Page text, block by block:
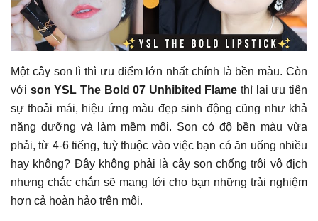
Một cây son lì thì ưu điểm lớn nhất chính là bền màu. Còn
với son YSL The Bold 07 Unhibited Flame thì lại ưu tiên
sự thoải mái, hiệu ứng màu đẹp sinh động cũng như khả
năng dưỡng và làm mềm môi. Son có độ bền màu vừa
phải, từ 4-6 tiếng, tuỳ thuộc vào việc bạn có ăn uống nhiều
hay không? Đây không phải là cây son chống trôi vô địch
nhưng chắc chắn sẽ mang tới cho bạn những trải nghiệm
hơn cả hoàn hảo trên môi.